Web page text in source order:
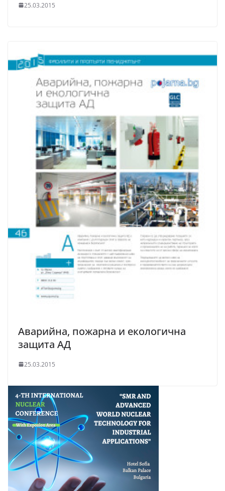
25.03.2015
Аварийна, пожарна и екологична
защита АД
25.03.2015